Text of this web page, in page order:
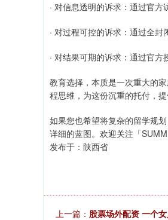
· 对信息透明的诉求：通过官方
· 对过程可控的诉求：通过全封
· 对结果可期的诉求：通过官方
教育选择，本质是一次重大的
程思维，为这份沉重的托付，
如果您也希望将复杂的留学规
详细的蓝图。欢迎关注「
发布于：陕西省
上一篇： 股票场外配资 一个